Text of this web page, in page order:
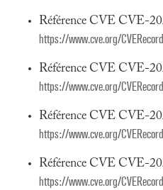
Référence CVE CVE-
https://www.cve.org/
Référence CVE CVE-
https://www.cve.org/
Référence CVE CVE-
https://www.cve.org/
Référence CVE CVE-
https://www.cve.org/